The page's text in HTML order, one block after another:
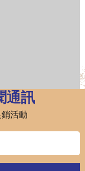
通訊
活動